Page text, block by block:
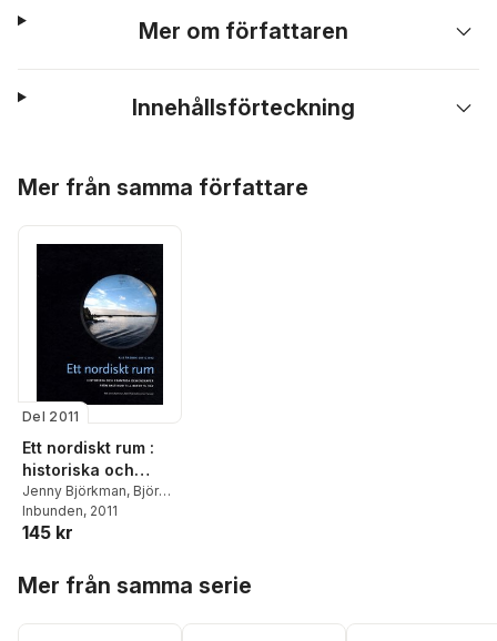
Mer om författaren
Innehållsförteckning
Mer från samma författare
Del 2011
Ett nordiskt rum :
historiska och
framtida
gemenskaper från
Baltikum till Barents
Jenny Björkman, Björn
Fjæstad,Jonas
Harvard
Stuart Burch
Peter Aronsson,
Pötzsch
Inbunden, 2011
145 kr
Mer från samma serie